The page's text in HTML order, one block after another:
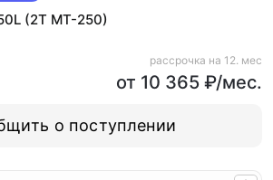
(2T MT-250)
рассрочка на 12. мес
от 10 365 ₽/мес.
о поступлении